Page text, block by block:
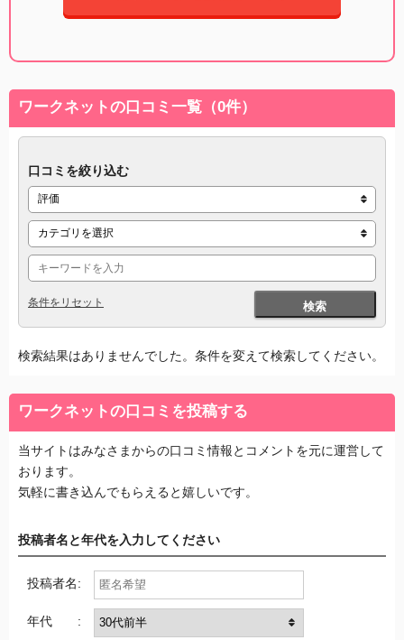
ワークネットの口コミ一覧（0件）
口コミを絞り込む
検索
条件をリセット
検索結果はありませんでした。条件を変えて検索してください。
ワークネットの口コミを投稿する
当サイトはみなさまからの口コミ情報とコメントを元に運営して
おります。
気軽に書き込んでもらえると嬉しいです。
投稿者名と年代を入力してください
投稿者名:
年代 :